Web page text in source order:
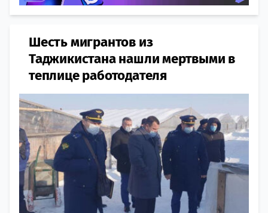
Шесть мигрантов из
Таджикистана нашли мертвыми в
теплице работодателя